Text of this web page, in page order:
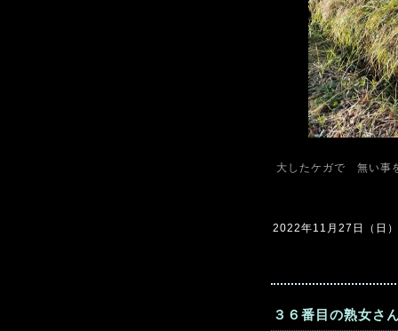
大したケガで 無い事
2022年11月27日（日
３６番目の熟女さ